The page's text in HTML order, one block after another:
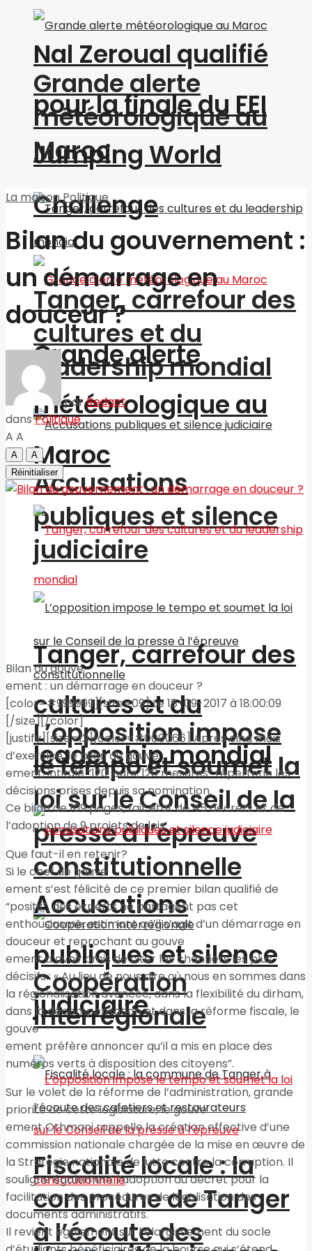
Grande alerte
météorologique au
Maroc
Tanger, carrefour des
cultures et du
leadership mondial
Accusations
publiques et silence
judiciaire
L’opposition impose
le tempo et soumet la
loi sur le Conseil de la
presse à l’épreuve
constitutionnelle
Coopération
interrégionale
Fiscalité locale : la
commune de Tanger
à l’écoute des
Nal Zeroual qualifié
pour la finale du FEI
Jumping World
Challenge
Grande alerte
météorologique au
Maroc
Tanger, carrefour des
cultures et du
leadership mondial
Accusations
publiques et silence
judiciaire
La maisonPolitique
Bilan du gouvernement :
un démarrage en
douceur ?
parRedact
dans Politique
A A
A
A
Réinitialiser
Bilan du gouve
ement : un démarrage en douceur ?
[color=#999999][size=09] Le 18-09-2017 à 18:00:09
[/size][/color]
[justify][size=12][color=#000066] Après cinq mois
d’exercice, le bilan du gouve
ement, intitulé “120 jours, 120 mesures” répertorie les
décisions prises depuis sa nomination.
Ce bilan de 109 pages, fait état de 45 décrets et de
l’adoption de 9 projets de lois.
Que faut-il en retenir?
Si le chef de gouve
ement s’est félicité de ce premier bilan qualifié de
“positif”, des experts ne partagent pas cet
enthousiasme, estimant qu’il s’agit d’un démarrage en
douceur et reprochant au gouve
ement d’avoir omis de citer les chantiers les plus
décisifs : « Au lieu de nous dire où nous en sommes dans
la régionalisation avancée, dans la flexibilité du dirham,
dans la décompensation et dans la réforme fiscale, le
gouve
ement préfère annoncer qu’il a mis en place des
numéros verts à disposition des citoyens”.
Sur le volet de la réforme de l’administration, grande
priorité de cette législature, le gouve
ement Othmani rappelle la création effective d’une
commission nationale chargée de la mise en œuvre de
la Stratégie nationale de lutte contre la corruption. Il
souligne également l’adoption du décret pour la
facilitation des procédures de légalisation des
documents administratifs.
Il revient également sur l’élargissement du socle